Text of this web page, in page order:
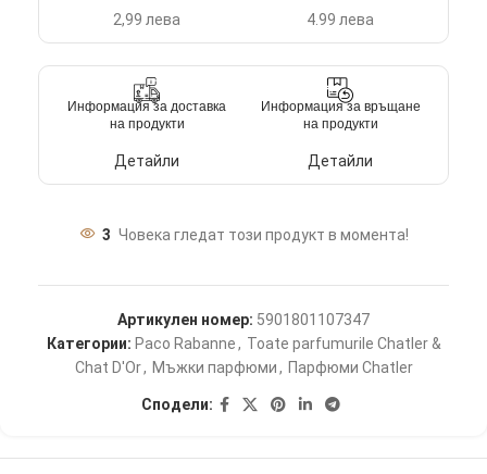
2,99 лева 4.99 лева
Информация за доставка
на продукти
Детайли
Информация за връщане
на продукти
Детайли
3 Човека гледат този продукт в момента!
Артикулен номер: 5901801107347
Категории: Paco Rabanne, Toate parfumurile Chatler &
Chat D'Or, Мъжки парфюми, Парфюми Chatler
Сподели: